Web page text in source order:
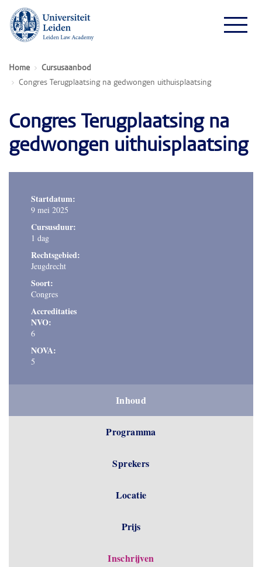
Home
Cursusaanbod
Congres Terugplaatsing na gedwongen uithuisplaatsing
Congres Terugplaatsing na
gedwongen uithuisplaatsing
Startdatum:
9 mei 2025
Cursusduur:
1 dag
Rechtsgebied:
Jeugdrecht
Soort:
Congres
Accreditaties
NVO:
6
NOVA:
5
Inhoud
Programma
Sprekers
Locatie
Prijs
Inschrijven